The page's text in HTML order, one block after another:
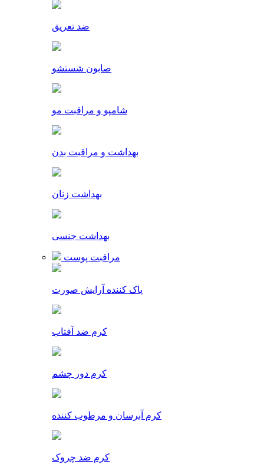
ضد تعریق
صابون شستشو
شامپو و مراقبت مو
بهداشت و مراقبت بدن
بهداشت زنان
بهداشت جنسی
مراقبت پوست
پاک کننده آرایش صورت
کرم ضد آفتاب
کرم دور چشم
کرم آبرسان و مرطوب کننده
کرم ضد چروک